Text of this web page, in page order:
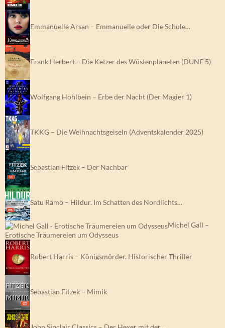
Emmanuelle Arsan – Emmanuelle oder Die Schule…
Frank Herbert – Die Ketzer des Wüstenplaneten (DUNE 5)
Wolfgang Hohlbein – Erbe der Nacht (Der Magier 1)
TKKG – Die Weihnachtsgeiseln (Adventskalender 2025)
Sebastian Fitzek – Der Nachbar
Satu Rämö – Hildur. Im Schatten des Nordlichts…
Michel Gall –
Erotische Träumereien um Odysseus
Robert Harris – Königsmörder. Historischer Thriller
Sebastian Fitzek – Mimik